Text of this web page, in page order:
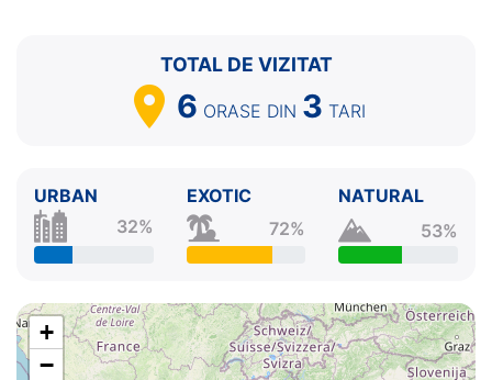
TOTAL DE VIZITAT
6 ORASE DIN 3 TARI
URBAN
32%
EXOTIC
72%
NATURAL
53%
+
−